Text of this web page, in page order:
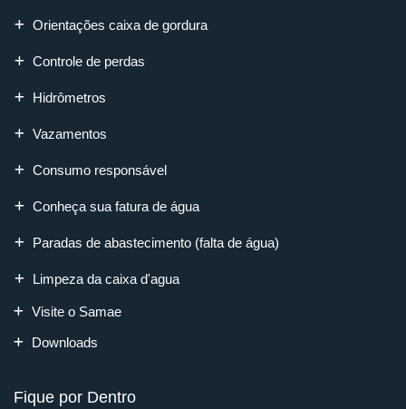
Orientações caixa de gordura
Controle de perdas
Hidrômetros
Vazamentos
Consumo responsável
Conheça sua fatura de água
Paradas de abastecimento (falta de água)
Limpeza da caixa d'agua
Visite o Samae
Downloads
Fique por Dentro